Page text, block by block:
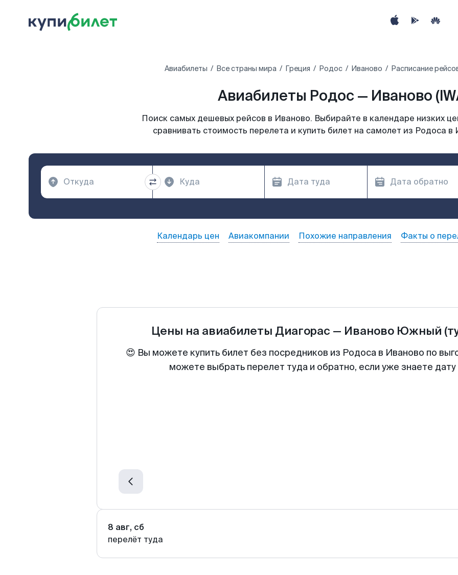
Авиабилеты Все страны мира Греция Родос Иваново Расписание
Авиабилеты Родос — Иваново
Поиск самых дешевых рейсов в Иваново. Выбирайте в календаре низких
сравнивать стоимость перелета и купить билет на самолет из Родоса в
Календарь цен Авиакомпании Похожие направления Факты о
Цены на авиабилеты Диагорас — Иваново Южный
😍 Вы можете купить билет без посредников из Родоса в Иваново по
можете выбрать перелет туда и обратно, если уже знаете
8 авг, сб
перелёт туда